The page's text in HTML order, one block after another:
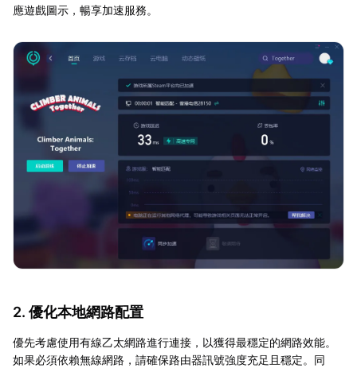
應遊戲圖示，暢享加速服務。
2. 優化本地網路配置
優先考慮使用有線乙太網路進行連接，以獲得最穩定的網路效能。
如果必須依賴無線網路，請確保路由器訊號強度充足且穩定。同